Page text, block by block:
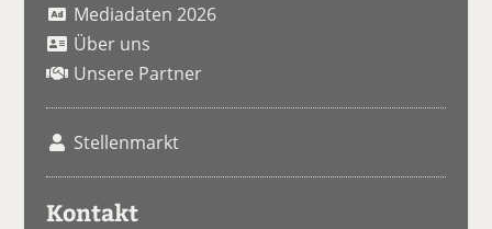
Mediadaten 2026
Über uns
Unsere Partner
Stellenmarkt
Kontakt